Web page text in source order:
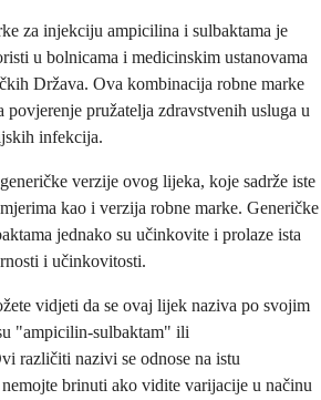
za injekciju ampicilina i sulbaktama je
u bolnicama i medicinskim ustanovama
Država. Ova kombinacija robne marke
pružatelja zdravstvenih usluga u
infekcija.
verzije ovog lijeka, koje sadrže iste
kao i verzija robne marke. Generičke
jednako su učinkovite i prolaze ista
i učinkovitosti.
vidjeti da se ovaj lijek naziva po svojim
"ampicilin-sulbaktam" ili
različiti nazivi se odnose na istu
brinuti ako vidite varijacije u načinu